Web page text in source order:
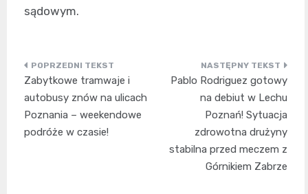
sądowym.
Nawigacja
wpisu
Zabytkowe tramwaje i
autobusy znów na ulicach
Poznania – weekendowe
podróże w czasie!
Pablo Rodriguez gotowy
na debiut w Lechu
Poznań! Sytuacja
zdrowotna drużyny
stabilna przed meczem z
Górnikiem Zabrze